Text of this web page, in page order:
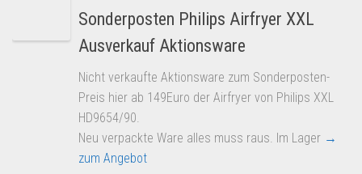
Sonderposten Philips Airfryer XXL
Ausverkauf Aktionsware
Nicht verkaufte Aktionsware zum Sonderposten-
Preis hier ab 149Euro der Airfryer von Philips XXL
HD9654/90.
Neu verpackte Ware alles muss raus. Im Lager →
zum Angebot